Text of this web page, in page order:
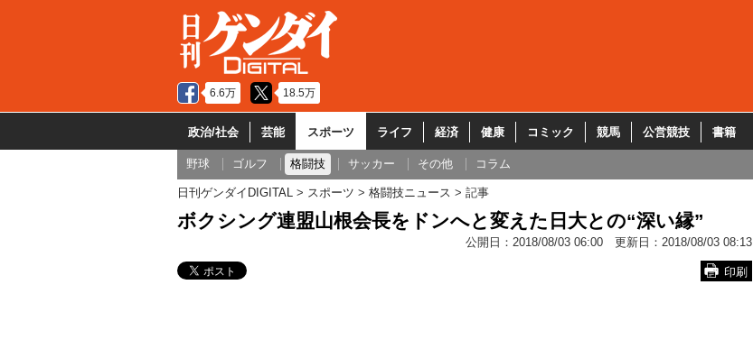
6.6万 18.5万
政治/社会 芸能 スポーツ ライフ 経済 健康 コミック 競馬 公営競技 書籍
野球 ゴルフ 格闘技 サッカー その他 コラム
日刊ゲンダイDIGITAL スポーツ 格闘技ニュース 記事
ボクシング連盟山根会長をドンへと変えた日大との“深い縁”
公開日： 2018/08/03 06:00 更新日： 2018/08/03 08:13
印刷